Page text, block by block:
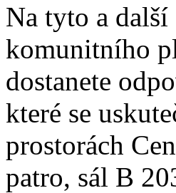
Na tyto a
komunitního
dostanete
které se
prostorách
patro, sál B